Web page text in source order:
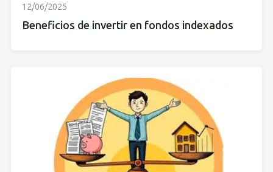
12/06/2025
Beneficios de invertir en fondos indexados